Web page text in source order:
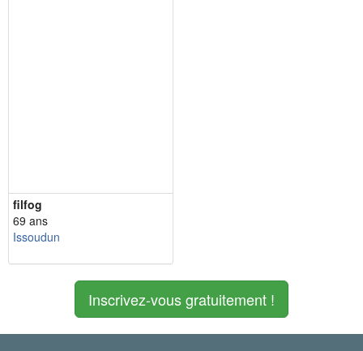
filfog
69 ans
Issoudun
Inscrivez-vous gratuitement !